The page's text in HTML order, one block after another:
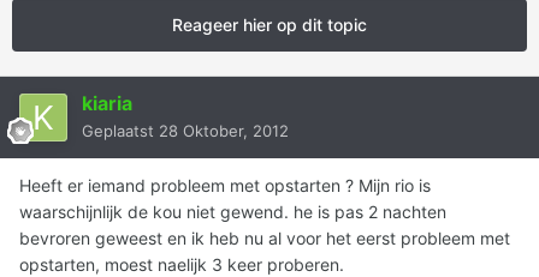
Reageer hier op dit topic
kiaria
Geplaatst 28 Oktober, 2012
Heeft er iemand probleem met opstarten ? Mijn rio is
waarschijnlijk de kou niet gewend. he is pas 2 nachten
bevroren geweest en ik heb nu al voor het eerst probleem met
opstarten, moest naelijk 3 keer proberen.